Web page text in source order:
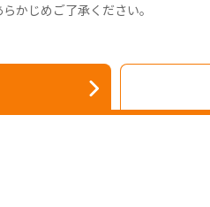
かじめご了承ください。